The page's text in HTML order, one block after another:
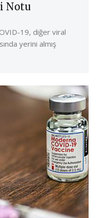
Notu
19, diğer viral
yerini almış